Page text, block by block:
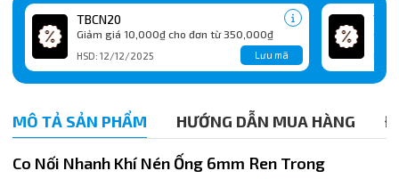
TBCN20
Giảm giá 10,000₫ cho đơn từ 350,000₫
HSD: 12/12/2025 Lưu mã
MÔ TẢ SẢN PHẨM HƯỚNG DẪN MUA HÀNG
Co Nối Nhanh Khí Nén Ống 6mm Ren Trong